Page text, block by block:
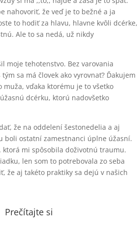
nahovoriť, že veď je to bežné a ja
to hodiť za hlavu, hlavne kvôli dcérke,
Ale to sa nedá, už nikdy
moje tehotenstvo. Bez varovania
sa má človek ako vyrovnať? Ďakujem
muža, vďaka ktorému je to všetko
dcérku, ktorú nadovšetko
že na oddelení šestonedelia a aj
boli ostatní zamestnanci úplne úžasní.
ktorá mi spôsobila doživotnú traumu.
len som to potrebovala zo seba
že aj takéto praktiky sa dejú v našich
Prečítajte si